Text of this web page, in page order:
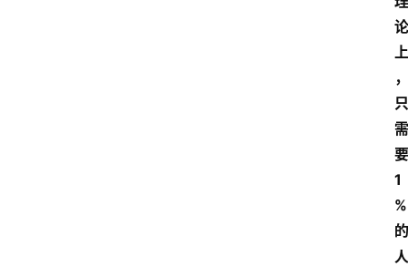
论
上
，
只
需
要
1
%
的
人